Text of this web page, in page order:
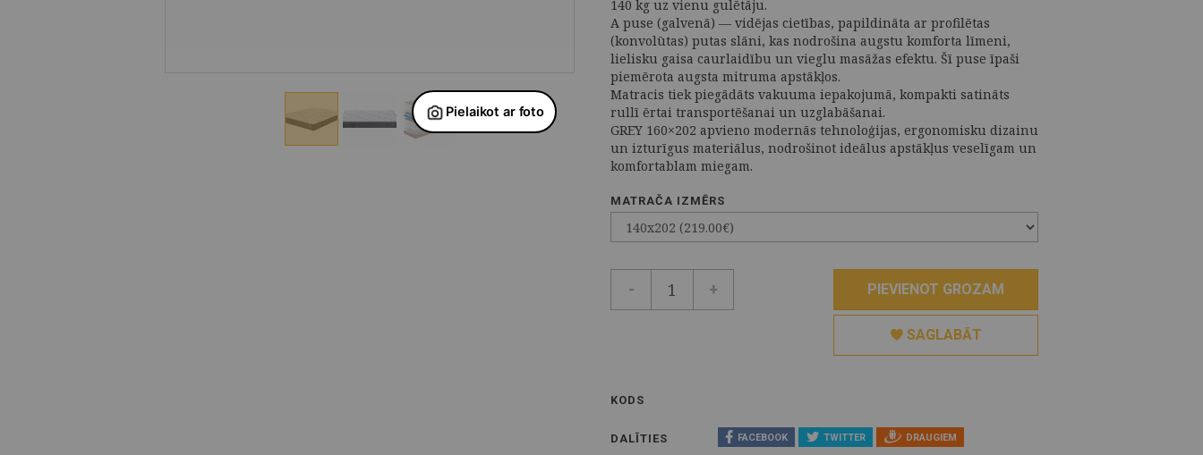
140 kg uz vienu gulētāju.
A puse (galvenā) — vidējas cietības, papildināta ar profilētas
(konvolūtas) putas slāni, kas nodrošina augstu komforta līmeni,
lielisku gaisa caurlaidību un vieglu masāžas efektu. Šī puse īpaši
piemērota augsta mitruma apstākļos.
Matracis tiek piegādāts vakuuma iepakojumā, kompakti satināts
rullī ērtai transportēšanai un uzglabāšanai.
GREY 160×202 apvieno modernās tehnoloģijas, ergonomisku dizainu
un izturīgus materiālus, nodrošinot ideālus apstākļus veselīgam un
komfortablam miegam.
MATRAČA IZMĒRS
- + PIEVIENOT GROZAM
SAGLABĀT
KODS
DALĪTIES FACEBOOK TWITTER DRAUGIEM